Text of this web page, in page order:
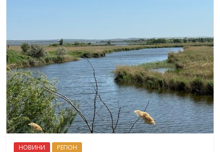
НОВИНИ РЕГІОН